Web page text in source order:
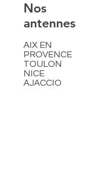
​Nos
antennes
AIX EN
PROVENCE
TOULON
NICE
AJACCIO​